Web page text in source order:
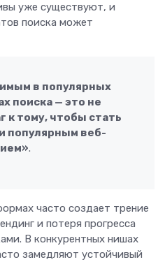
уже существуют, и
поиска может
в популярных
поиска — это не
к тому, чтобы стать
популярным веб-
.
часто создает трение
и потеря прогресса
В конкурентных нишах
замедляют устойчивый